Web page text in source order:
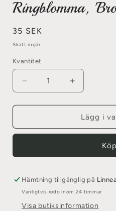
Ringblomma,
Ordinarie
pris
35 SEK
Skatt ingår.
Kvantitet
Minska
kvantitet
för
&#39;Bronzed
Öka
kvantitet
för
Lägg i
Hämtning tillgänglig på
Vanligtvis redo inom 24 timmar
Visa butiksinformation